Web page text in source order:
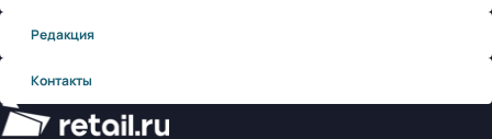
Редакция
Контакты